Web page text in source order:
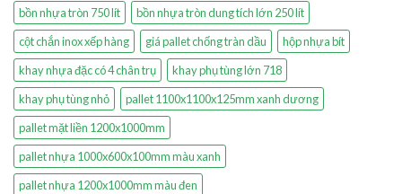
bồn nhựa tròn 750 lít
bồn nhựa tròn dung tích lớn 250 lít
cột chắn inox xếp hàng
giá pallet chống tràn dầu
hộp nhựa bít
khay nhựa đặc có 4 chân trụ
khay phụ tùng lớn 718
khay phụ tùng nhỏ
pallet 1100x1100x125mm xanh dương
pallet mặt liền 1200x1000mm
pallet nhựa 1000x600x100mm màu xanh
pallet nhựa 1200x1000mm màu đen